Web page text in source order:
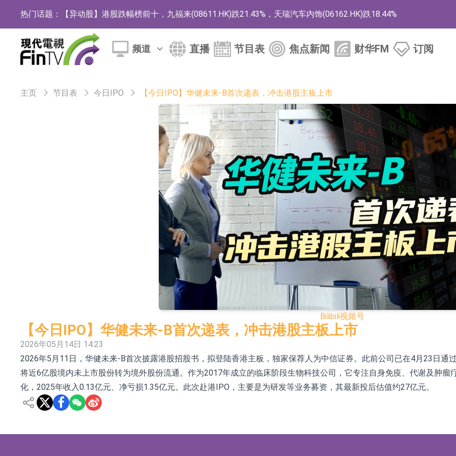
热门话题： 【异动股】港股跌幅榜前十，九福来(08611.HK)跌21.43%，天瑞汽车内饰(06162.HK)跌18.44%
【异动股】港股涨幅榜前十，佳明集团控股(01271.HK)涨+78.22%，拿森科技(02261.HK)涨+64.11%
斯迪克：公司为国内折叠屏核心功能材料供应商
聚辰股份：公司VPD芯片已顺利通过目标客户的测试认证
上期所：7月份对11个实际控制关系账户组采取限制开仓的监管措施
特发服务：成功中标哔哩哔哩上海滨江总部物业服务项目
亚太股份：公司是零跑汽车和Stellantis集团的供应商
理工雷科面向边缘AI场景推出"山海"系列智算模组 系列产品基于国产CPU与GPU构建
【异动股】医疗研发外包板块拉升，博腾股份(300363.CN)涨20.02%
依米康：海外交付以东南亚、中东市场为主 并已取得欧美相关认证
上交所：财通多策略福鑫定期开放灵活配置混合型发起式证券投资基金临时停牌
上交所：景顺长城全球半导体芯片产业股票型证券投资基金临时停牌
【异动股】港股跌幅榜前十，卡森国际(00496.HK)跌22.40%，九福来(08611.HK)跌21.01%
【异动股】港股涨幅榜前十，拿森科技(02261.HK)涨+75.05%，辰兴发展(02286.HK)涨+64.91%
神火股份：新疆神火铝水转化率已100%
【异动股】焦炭Ⅲ板块下挫，陕西黑猫(601015.CN)跌8.38%
浙江证监局对财通证券股份有限公司采取出具警示函措施
山金国际：港股上市工作正常推进中
频道 直播 节目表 焦点新闻 财华FM 订阅
主页 节目表 今日IPO 【今日IPO】华健未来-B首次递表，冲击港股主板上市
Bilibili视频号
【今日IPO】华健未来-B首次递表，冲击港股主板上市
2026年05月14日 14:23
2026年5月11日，华健未来-B首次披露港股招股书，拟登陆香港主板，独家保荐人为中信证券。此前公司已在4月23日通
将近6亿股境内未上市股份转为境外股份流通。作为2017年成立的临床阶段生物科技公司，它专注自身免疫、代谢及肿
化，2025年收入0.13亿元、净亏损1.35亿元。此次赴港IPO，主要是为研发等业务募资，其最新投后估值约27亿元。